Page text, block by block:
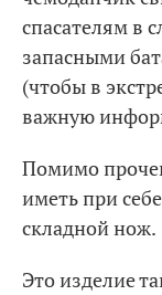
спасателям в
запасными
(чтобы в
важную
Помимо
иметь при
складной нож.
Это изделие